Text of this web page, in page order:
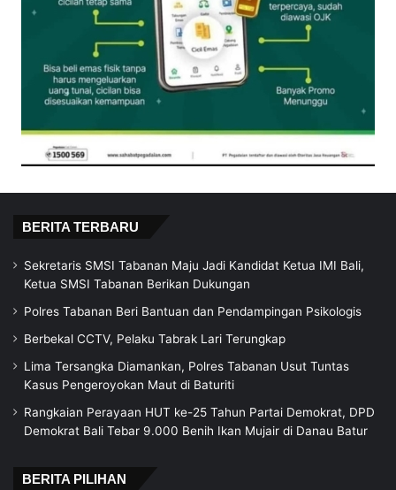
BERITA TERBARU
Sekretaris SMSI Tabanan Maju Jadi Kandidat Ketua IMI Bali,
Ketua SMSI Tabanan Berikan Dukungan
Polres Tabanan Beri Bantuan dan Pendampingan Psikologis
Berbekal CCTV, Pelaku Tabrak Lari Terungkap
Lima Tersangka Diamankan, Polres Tabanan Usut Tuntas
Kasus Pengeroyokan Maut di Baturiti
Rangkaian Perayaan HUT ke-25 Tahun Partai Demokrat, DPD
Demokrat Bali Tebar 9.000 Benih Ikan Mujair di Danau Batur
BERITA PILIHAN